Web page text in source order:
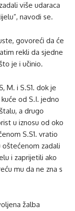
više udaraca
navodi se.
govoreći da će
rekli da sjedne
je i učinio.
M. i S.S1. dok je
od S.I. jedno
a drugo
u iznosu od oko
S.S1. vratio
oštećenom zadali
i zaprijetili ako
mu da ne zna s
žalba